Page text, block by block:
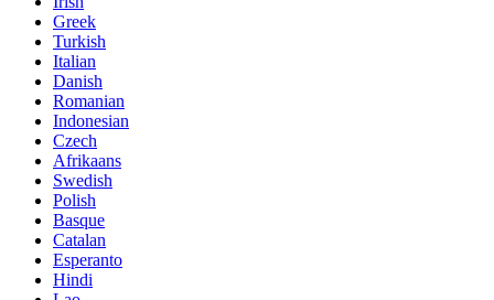
Greek
Turkish
Italian
Danish
Romanian
Indonesian
Czech
Afrikaans
Swedish
Polish
Basque
Catalan
Esperanto
Hindi